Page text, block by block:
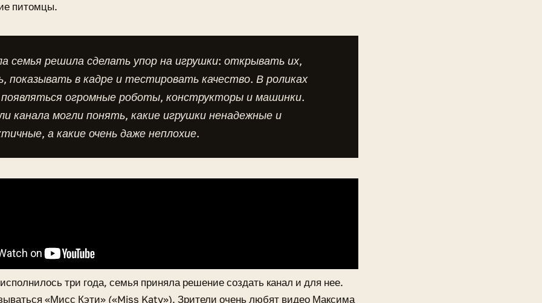
питомцы.
семья решила сделать упор на игрушки: открывать их,
показывать в кадре и тестировать качество. В роликах
огромные роботы, конструкторы и машинки.
канала могли понять, какие игрушки ненадежные и
а какие очень даже неплохие.
три года, семья приняла решение создать канал и для нее.
«Мисс Кэти» («Miss Katy»). Зрители очень любят видео Максима